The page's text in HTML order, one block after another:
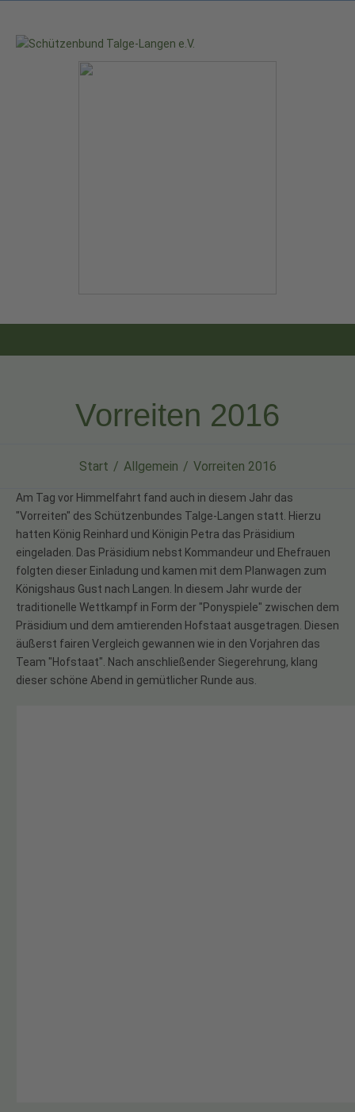
Vorreiten 2016
Start Allgemein Vorreiten 2016
Am Tag vor Himmelfahrt fand auch in diesem Jahr das
"Vorreiten" des Schützenbundes Talge-Langen statt. Hierzu
hatten König Reinhard und Königin Petra das Präsidium
eingeladen. Das Präsidium nebst Kommandeur und Ehefrauen
folgten dieser Einladung und kamen mit dem Planwagen zum
Königshaus Gust nach Langen. In diesem Jahr wurde der
traditionelle Wettkampf in Form der "Ponyspiele" zwischen dem
Präsidium und dem amtierenden Hofstaat ausgetragen. Diesen
äußerst fairen Vergleich gewannen wie in den Vorjahren das
Team "Hofstaat". Nach anschließender Siegerehrung, klang
dieser schöne Abend in gemütlicher Runde aus.